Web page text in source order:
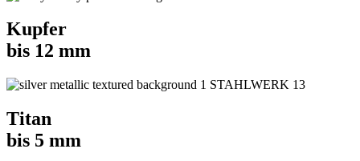
Kupfer
bis 12 mm
Titan
bis 5 mm